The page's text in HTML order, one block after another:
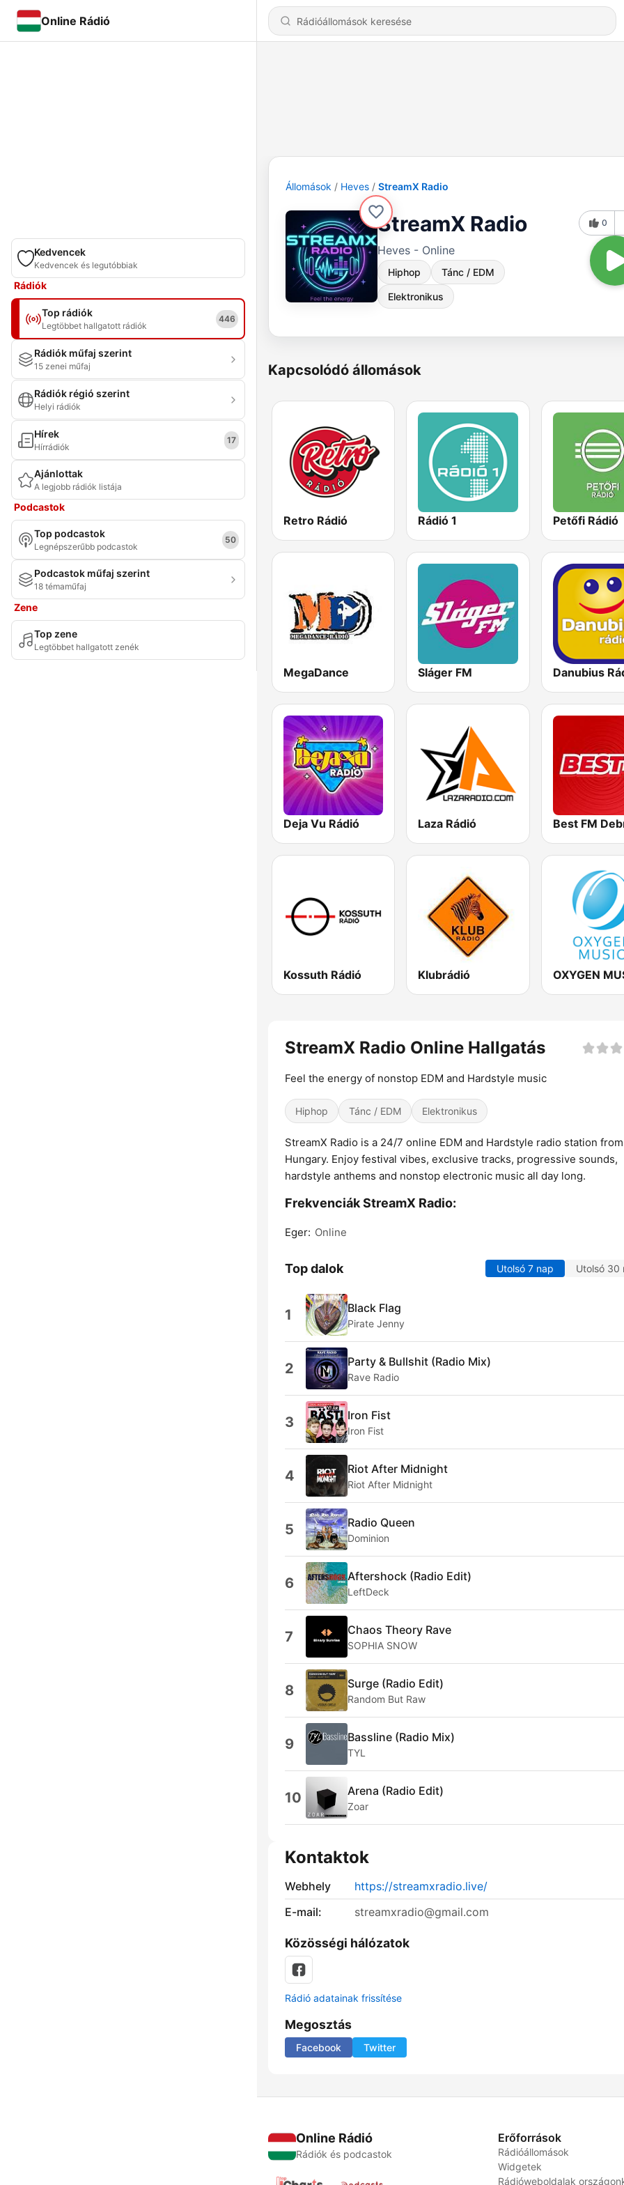
Online Rádió
Kedvencek
Kedvencek és legutóbbiak
Rádiók
Top rádiók
Legtöbbet hallgatott rádiók
446
Rádiók műfaj szerint
15 zenei műfaj
Rádiók régió szerint
Helyi rádiók
Hírek
Hírrádiók
17
Ajánlottak
A legjobb rádiók listája
Podcastok
Top podcastok
Legnépszerűbb podcastok
50
Podcastok műfaj szerint
18 témaműfaj
Zene
Top zene
Legtöbbet hallgatott zenék
Állomások Heves StreamX Radio
StreamX Radio
Heves - Online
Hiphop Tánc / EDM
Elektronikus
0
Kapcsolódó állomások
Retro Rádió Rádió 1 Petőfi Rádió
MegaDance Sláger FM Danubius
Deja Vu Rádió Laza Rádió
Kossuth Rádió Klubrádió OXYGEN
StreamX Radio Online Hallgatás
Feel the energy of nonstop EDM and Hardstyle music
Hiphop Tánc / EDM Elektronikus
StreamX Radio is a 24/7 online EDM and Hardstyle radio station from
Hungary. Enjoy festival vibes, exclusive tracks, progressive sounds,
hardstyle anthems and nonstop electronic music all day long.
Frekvenciák StreamX Radio:
Eger: Online
Top dalok Utolsó 7 nap Utolsó 30
1 Black Flag
Pirate Jenny
2 Party & Bullshit (Radio Mix)
Rave Radio
3 Iron Fist
Iron Fist
4 Riot After Midnight
Riot After Midnight
5 Radio Queen
Dominion
6 Aftershock (Radio Edit)
LeftDeck
7 Chaos Theory Rave
SOPHIA SNOW
8 Surge (Radio Edit)
Random But Raw
9 Bassline (Radio Mix)
TYL
10 Arena (Radio Edit)
Zoar
Kontaktok
Webhely
https://streamxradio.live/
E-mail:
streamxradio@gmail.com
Közösségi hálózatok
Rádió adatainak frissítése
Megosztás
Facebook Twitter
Online Rádió
Rádiók és podcastok
Erőforrások
Rádióállomások
Widgetek
Rádióweboldalak